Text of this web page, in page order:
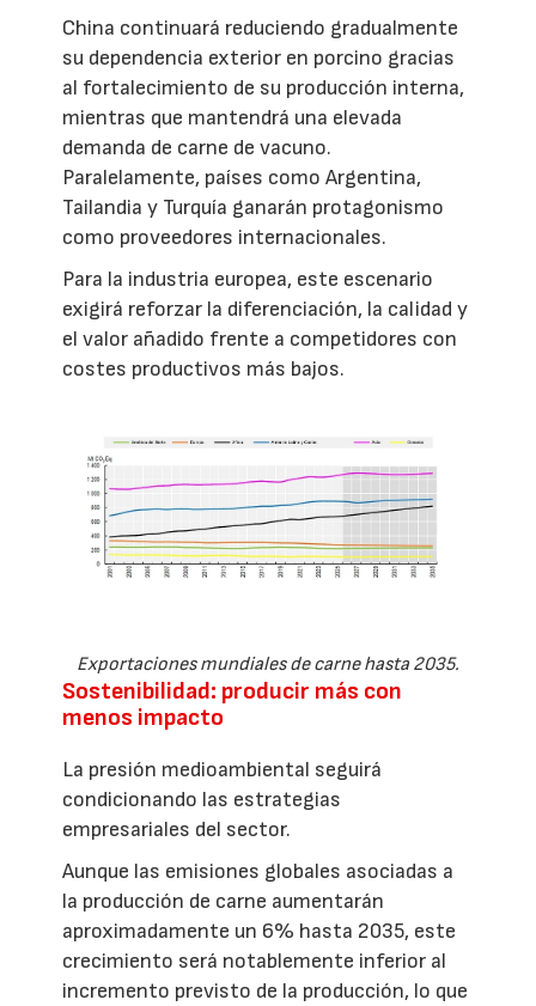
China continuará reduciendo gradualmente
su dependencia exterior en porcino gracias
al fortalecimiento de su producción interna,
mientras que mantendrá una elevada
demanda de carne de vacuno.
Paralelamente, países como Argentina,
Tailandia y Turquía ganarán protagonismo
como proveedores internacionales.
Para la industria europea, este escenario
exigirá reforzar la diferenciación, la calidad y
el valor añadido frente a competidores con
costes productivos más bajos.
Exportaciones mundiales de carne hasta 2035.
Sostenibilidad: producir más con
menos impacto
La presión medioambiental seguirá
condicionando las estrategias
empresariales del sector.
Aunque las emisiones globales asociadas a
la producción de carne aumentarán
aproximadamente un 6% hasta 2035, este
crecimiento será notablemente inferior al
incremento previsto de la producción, lo que